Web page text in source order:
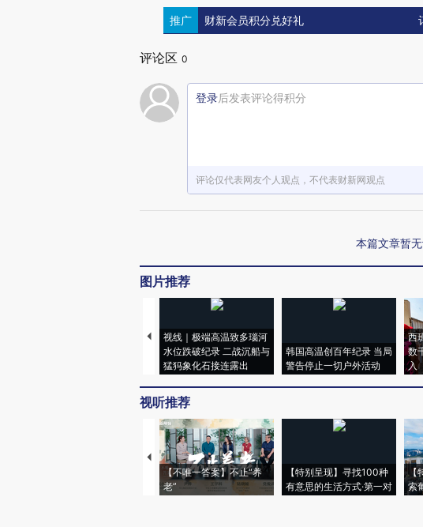
推广 财新会员积分兑好礼
评论区 0
登录后发表评论得积分
评论仅代表网友个人观点，不代表财新网观点
本篇文章暂
图片推荐
视线｜极端高温致多瑙河
水位跌破纪录 二战沉船与
猛犸象化石接连露出
韩国高温创百年纪录 当局
警告停止一切户外活动
西
数
入
视听推荐
【不唯一答案】不止“养
老”
【特别呈现】寻找100种
有意思的生活方式·第一对
【
索